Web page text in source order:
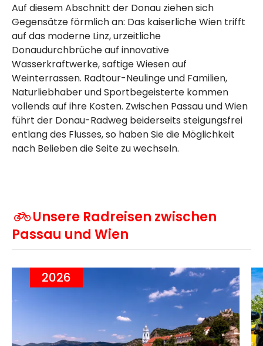
Auf diesem Abschnitt der Donau ziehen sich
Gegensätze förmlich an: Das kaiserliche Wien trifft
auf das moderne Linz, urzeitliche
Donaudurchbrüche auf innovative
Wasserkraftwerke, saftige Wiesen auf
Weinterrassen. Radtour-Neulinge und Familien,
Naturliebhaber und Sportbegeisterte kommen
vollends auf ihre Kosten. Zwischen Passau und Wien
führt der Donau-Radweg beiderseits steigungsfrei
entlang des Flusses, so haben Sie die Möglichkeit
nach Belieben die Seite zu wechseln.
Unsere Radreisen zwischen
Passau und Wien
2026